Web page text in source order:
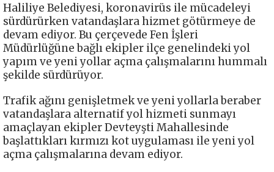
Haliliye Belediyesi, koronavirüs ile mücadeleyi
sürdürürken vatandaşlara hizmet götürmeye de
devam ediyor. Bu çerçevede Fen İşleri
Müdürlüğüne bağlı ekipler ilçe genelindeki yol
yapım ve yeni yollar açma çalışmalarını hummalı
şekilde sürdürüyor.
Trafik ağını genişletmek ve yeni yollarla beraber
vatandaşlara alternatif yol hizmeti sunmayı
amaçlayan ekipler Devteyşti Mahallesinde
başlattıkları kırmızı kot uygulaması ile yeni yol
açma çalışmalarına devam ediyor.